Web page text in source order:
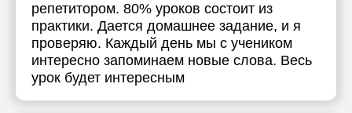
репетитором. 80% уроков состоит из
практики. Дается домашнее задание, и я
проверяю. Каждый день мы с учеником
интересно запоминаем новые слова. Весь
урок будет интересным